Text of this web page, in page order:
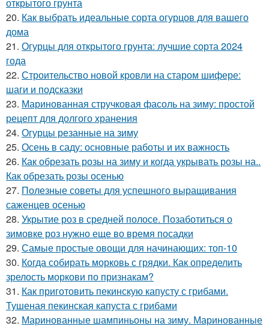
открытого грунта
20. Как выбрать идеальные сорта огурцов для вашего
дома
21. Огурцы для открытого грунта: лучшие сорта 2024
года
22. Строительство новой кровли на старом шифере:
шаги и подсказки
23. Маринованная стручковая фасоль на зиму: простой
рецепт для долгого хранения
24. Огурцы резанные на зиму
25. Осень в саду: основные работы и их важность
26. Как обрезать розы на зиму и когда укрывать розы на..
Как обрезать розы осенью
27. Полезные советы для успешного выращивания
саженцев осенью
28. Укрытие роз в средней полосе. Позаботиться о
зимовке роз нужно еще во время посадки
29. Самые простые овощи для начинающих: топ-10
30. Когда собирать морковь с грядки. Как определить
зрелость моркови по признакам?
31. Как приготовить пекинскую капусту с грибами.
Тушеная пекинская капуста с грибами
32. Маринованные шампиньоны на зиму. Маринованные